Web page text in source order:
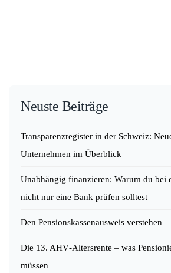
Neuste Beiträge
Transparenzregister in der Schweiz:
Unternehmen im Überblick
Unabhängig finanzieren: Warum du bei
nicht nur eine Bank prüfen solltest
Den Pensionskassenausweis verstehen
Die 13. AHV‑Altersrente – was
müssen